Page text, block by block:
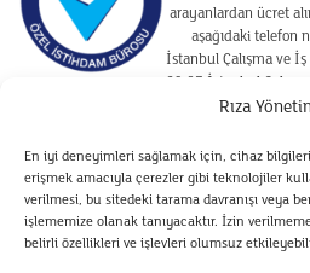
Rıza
En iyi deneyimleri sağlamak için, cihaz
erişmek amacıyla çerezler gibi teknolojiler
verilmesi, bu sitedeki tarama davranışı veya
işlememize olanak tanıyacaktır. İzin
belirli özellikleri ve işlevleri olumsuz
arayanlardan ücret
aşağıdaki telefon
İstanbul Çalışma ve
29 87 İstanbul
Hizmet
SITE KULLANIM
ÇEREZ
VERILERIN SAKLANMASI